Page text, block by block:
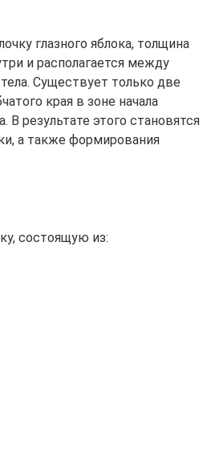
глазного яблока, толщина
и располагается между
Существует только две
края в зоне начала
В результате этого становятся
а также формирования
состоящую из: